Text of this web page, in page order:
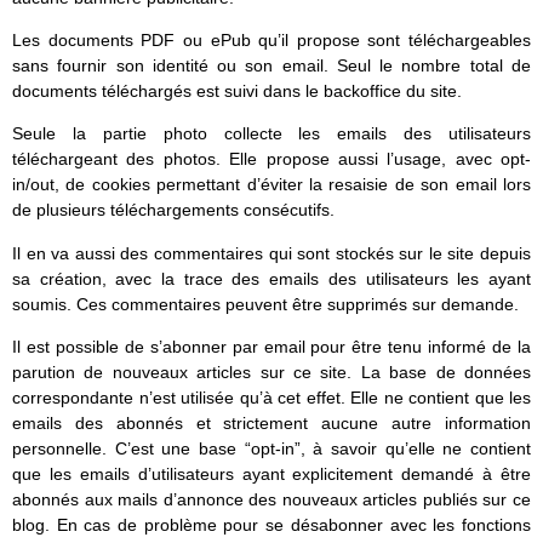
Les documents PDF ou ePub qu’il propose sont téléchargeables
sans fournir son identité ou son email. Seul le nombre total de
documents téléchargés est suivi dans le backoffice du site.
Seule la partie photo collecte les emails des utilisateurs
téléchargeant des photos. Elle propose aussi l’usage, avec opt-
in/out, de cookies permettant d’éviter la resaisie de son email lors
de plusieurs téléchargements consécutifs.
Il en va aussi des commentaires qui sont stockés sur le site depuis
sa création, avec la trace des emails des utilisateurs les ayant
soumis. Ces commentaires peuvent être supprimés sur demande.
Il est possible de s’abonner par email pour être tenu informé de la
parution de nouveaux articles sur ce site. La base de données
correspondante n’est utilisée qu’à cet effet. Elle ne contient que les
emails des abonnés et strictement aucune autre information
personnelle. C’est une base “opt-in”, à savoir qu’elle ne contient
que les emails d’utilisateurs ayant explicitement demandé à être
abonnés aux mails d’annonce des nouveaux articles publiés sur ce
blog. En cas de problème pour se désabonner avec les fonctions